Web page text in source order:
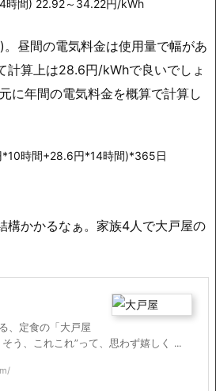
時間) 22.92～34.22円/kWh
昼間の電気料金は使用量で幅があ
計算上は28.6円/kWhで良いでしょ
に年間の電気料金を概算で計算し
時間+28.6円*14時間)*365日
構かかるなぁ。家族4人で大戸屋の
、定食の「大戸屋
う、これこれ”って、思わず嬉しく ...